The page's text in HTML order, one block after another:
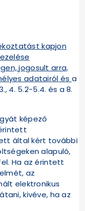
kapjon
jogosult arra,
adatairól és a
4. 5.2-5.4. és a 8.
képező
által kért további
alapuló,
Ha az érintett
az
elektronikus
kivéve, ha az